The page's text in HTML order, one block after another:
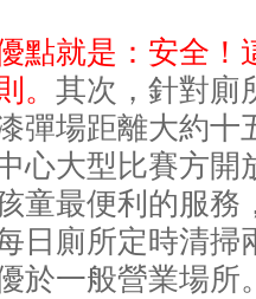
點就是：安全！
。 其次，針對廁
彈場距離大約十
心大型比賽方開
童最便利的服務
日廁所定時清掃
於一般營業場所